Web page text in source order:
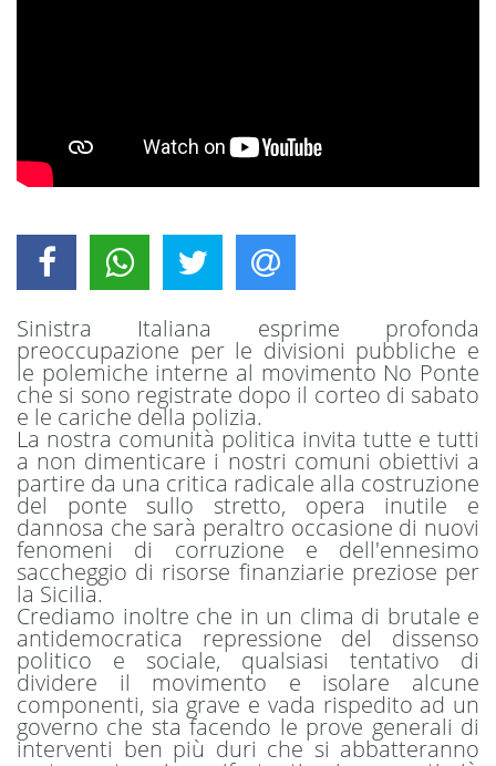
Sinistra Italiana esprime profonda
preoccupazione per le divisioni pubbliche e
le polemiche interne al movimento No Ponte
che si sono registrate dopo il corteo di sabato
e le cariche della polizia.
La nostra comunità politica invita tutte e tutti
a non dimenticare i nostri comuni obiettivi a
partire da una critica radicale alla costruzione
del ponte sullo stretto, opera inutile e
dannosa che sarà peraltro occasione di nuovi
fenomeni di corruzione e dell'ennesimo
saccheggio di risorse finanziarie preziose per
la Sicilia.
Crediamo inoltre che in un clima di brutale e
antidemocratica repressione del dissenso
politico e sociale, qualsiasi tentativo di
dividere il movimento e isolare alcune
componenti, sia grave e vada rispedito ad un
governo che sta facendo le prove generali di
interventi ben più duri che si abbatteranno